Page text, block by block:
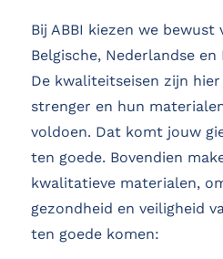
Bij ABBI kiezen we
Belgische, Nederlandse
De kwaliteitseisen zijn
strenger en hun
voldoen. Dat komt jouw
ten goede. Bovendien
kwalitatieve materialen,
gezondheid en veiligheid
ten goede komen: